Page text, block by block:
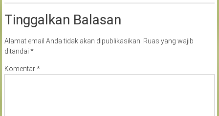
Tinggalkan Balasan
Alamat email Anda tidak akan dipublikasikan. Ruas yang wajib
ditandai *
Komentar*